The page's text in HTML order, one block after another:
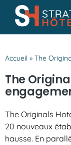
Passer
contenu
Analyses &
Partenaires
Accueil » The
The
The Originals
20 nouveaux
hausse. En